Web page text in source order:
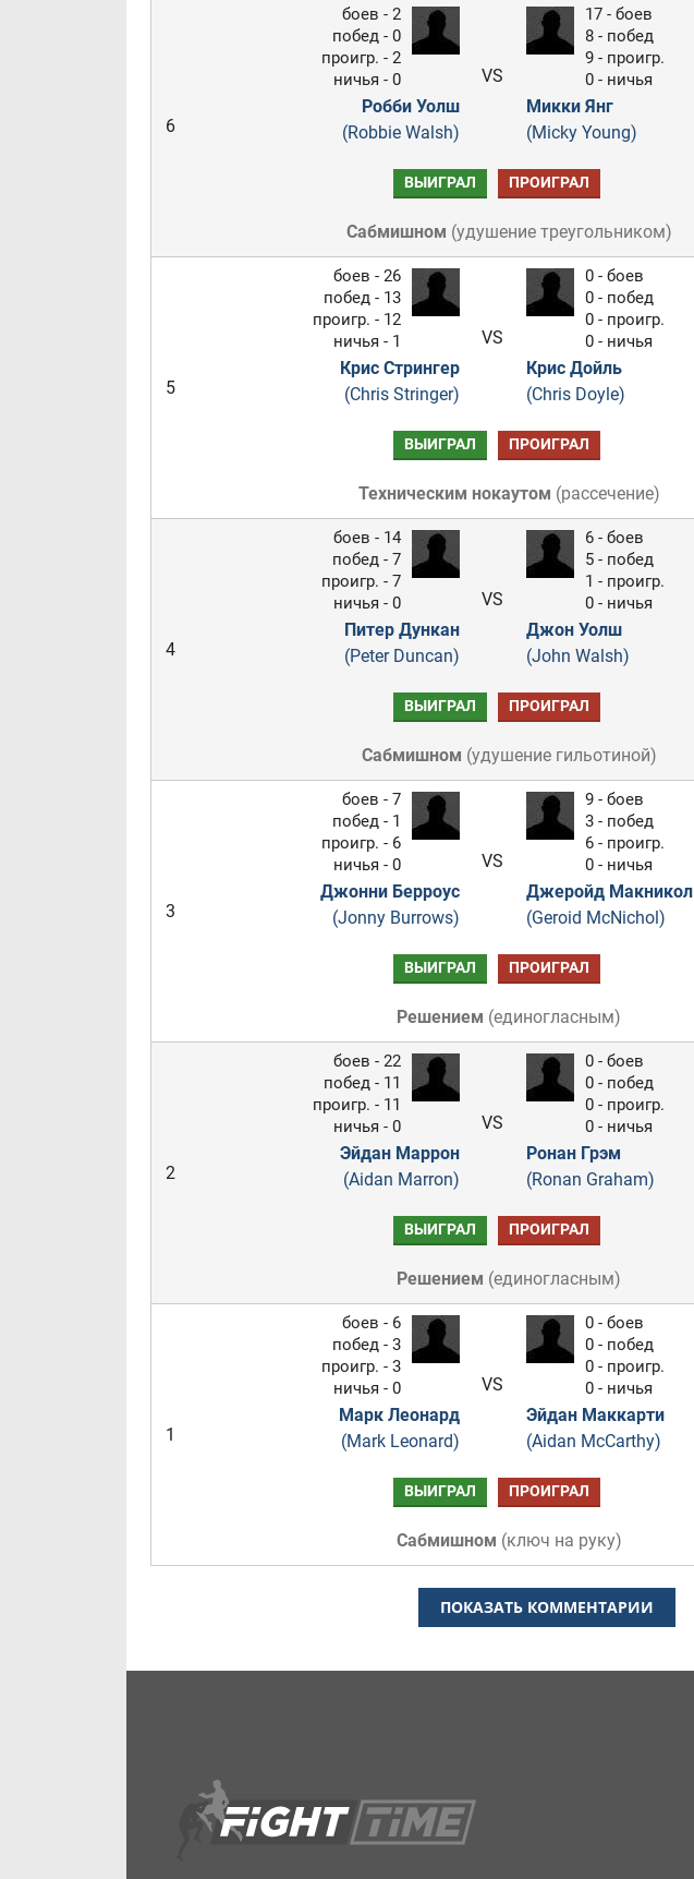
6
боев - 2
побед - 0
проигр. - 2
ничья - 0
Робби Уолш
(Robbie Walsh)
VS
17 - боев
8 - побед
9 - проигр.
0 - ничья
Микки Янг
(Micky Young)
ВЫИГРАЛ ПРОИГРАЛ
Сабмишном (удушение треугольником)
5
боев - 26
побед - 13
проигр. - 12
ничья - 1
Крис Стрингер
(Chris Stringer)
VS
0 - боев
0 - побед
0 - проигр.
0 - ничья
Крис Дойль
(Chris Doyle)
ВЫИГРАЛ ПРОИГРАЛ
Техническим нокаутом (рассечение)
4
боев - 14
побед - 7
проигр. - 7
ничья - 0
Питер Дункан
(Peter Duncan)
VS
6 - боев
5 - побед
1 - проигр.
0 - ничья
Джон Уолш
(John Walsh)
ВЫИГРАЛ ПРОИГРАЛ
Сабмишном (удушение гильотиной)
3
боев - 7
побед - 1
проигр. - 6
ничья - 0
Джонни Берроус
(Jonny Burrows)
VS
9 - боев
3 - побед
6 - проигр.
0 - ничья
Джеройд Макникол
(Geroid McNichol)
ВЫИГРАЛ ПРОИГРАЛ
Решением (единогласным)
2
боев - 22
побед - 11
проигр. - 11
ничья - 0
Эйдан Маррон
(Aidan Marron)
VS
0 - боев
0 - побед
0 - проигр.
0 - ничья
Ронан Грэм
(Ronan Graham)
ВЫИГРАЛ ПРОИГРАЛ
Решением (единогласным)
1
боев - 6
побед - 3
проигр. - 3
ничья - 0
Марк Леонард
(Mark Leonard)
VS
0 - боев
0 - побед
0 - проигр.
0 - ничья
Эйдан Маккарти
(Aidan McCarthy)
ВЫИГРАЛ ПРОИГРАЛ
Сабмишном (ключ на руку)
ПОКАЗАТЬ КОММЕНТАРИИ